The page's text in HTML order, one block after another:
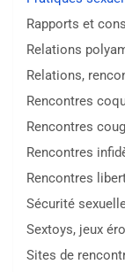
Rapports et
Relations
Relations,
Rencontres
Rencontres
Rencontres
Rencontres
Sécurité
Sextoys, jeux
Sites de